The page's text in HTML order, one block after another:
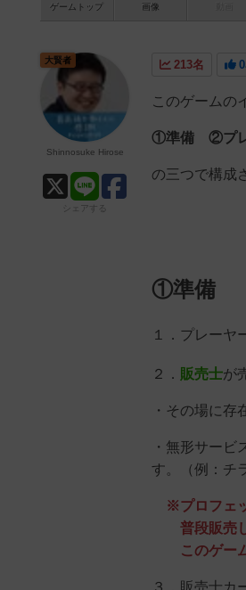
ゲーム トップ 画像
213名
このゲームの
①準備 ②プ
の三つで構成
①準備
１．プレーヤ
２． 販売士が
・その場に存
・無形サー
す。（例：チ
※プロフェ
普段販売し
このゲーム
３．販売士カ
大賢者
Shinnosuke Hirose
シェアする